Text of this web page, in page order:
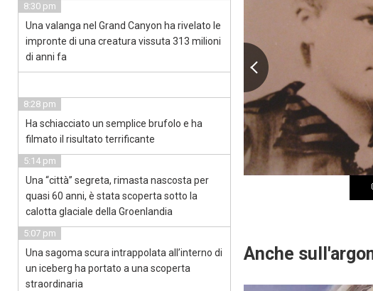
Anche
8:30 pm
Una valanga nel Grand Canyon ha rivelato le
impronte di una creatura vissuta 313 milioni
di anni fa
8:28 pm
Ha schiacciato un semplice brufolo e ha
filmato il risultato terrificante
5:14 pm
Una “città” segreta, rimasta nascosta per
quasi 60 anni, è stata scoperta sotto la
calotta glaciale della Groenlandia
5:07 pm
Una sagoma scura intrappolata all’interno di
un iceberg ha portato a una scoperta
straordinaria